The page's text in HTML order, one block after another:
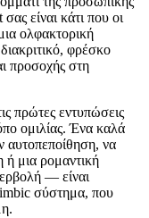
είναι κάτι που οι
ολφακτορική
φρέσκο
προσοχής στη
πρώτες εντυπώσεις
ομιλίας. Ένα καλά
αυτοπεποίθηση, να
ή μια ρομαντική
— είναι
σύστημα, που